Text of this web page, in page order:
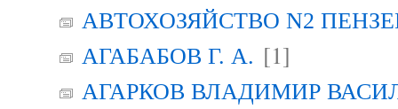
АВТОХОЗЯЙСТВО N2
АГАБАБОВ Г. А. [1]
АГАРКОВ ВЛАДИМИР